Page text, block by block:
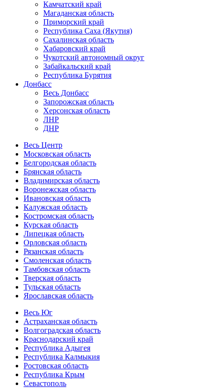
Камчатский край
Магаданская область
Приморский край
Республика Саха (Якутия)
Сахалинская область
Хабаровский край
Чукотский автономный округ
Забайкальский край
Республика Бурятия
Донбасс
Весь Донбасс
Запорожская область
Херсонская область
ЛНР
ДНР
Весь Центр
Московская область
Белгородская область
Брянская область
Владимирская область
Воронежская область
Ивановская область
Калужская область
Костромская область
Курская область
Липецкая область
Орловская область
Рязанская область
Смоленская область
Тамбовская область
Тверская область
Тульская область
Ярославская область
Весь Юг
Астраханская область
Волгоградская область
Краснодарский край
Республика Адыгея
Республика Калмыкия
Ростовская область
Республика Крым
Севастополь